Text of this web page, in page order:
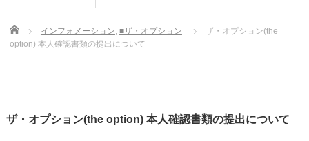
Home インフォメーション, ■ザ・オプション
ザ・オプション(the
option) 本人確認書類の提出について
ザ・オプション(the option) 本人確認書類の提出について